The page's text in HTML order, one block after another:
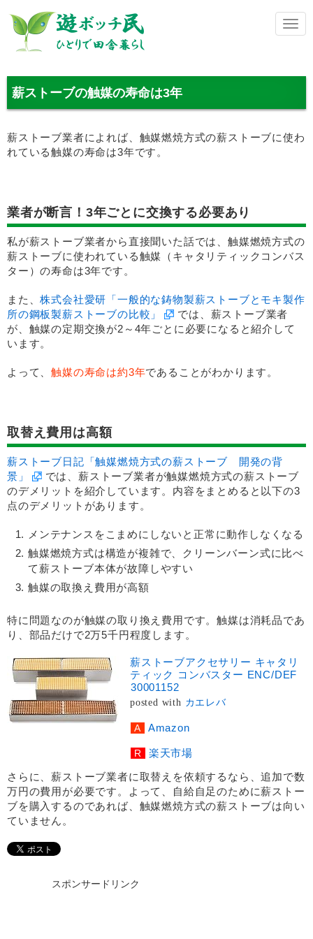
メ
ニ
薪ストーブの触媒の寿命は3年
薪ストーブ業者によれば、触媒燃焼方式の薪ストーブに使わ
れている触媒の寿命は3年です。
業者が断言！3年ごとに交換する必要あり
私が薪ストーブ業者から直接聞いた話では、触媒燃焼方式の
薪ストーブに使われている触媒（キャタリティックコンバス
ター）の寿命は3年です。
また、株式会社愛研「一般的な鋳物製薪ストーブとモキ製作
所の鋼板製薪ストーブの比較」
では、薪ストーブ業者
が、触媒の定期交換が2～4年ごとに必要になると紹介して
います。
よって、触媒の寿命は約3年であることがわかります。
取替え費用は高額
薪ストーブ日記「触媒燃焼方式の薪ストーブ 開発の背
景」
では、薪ストーブ業者が触媒燃焼方式の薪ストーブ
のデメリットを紹介しています。内容をまとめると以下の3
点のデメリットがあります。
メンテナンスをこまめにしないと正常に動作しなくなる
触媒燃焼方式は構造が複雑で、クリーンバーン式に比べ
て薪ストーブ本体が故障しやすい
触媒の取換え費用が高額
特に問題なのが触媒の取り換え費用です。触媒は消耗品であ
り、部品だけで2万5千円程度します。
薪ストーブアクセサリー キャタリ
ティック コンバスター ENC/DEF
30001152
posted with カエレバ
Amazon
楽天市場
さらに、薪ストーブ業者に取替えを依頼するなら、追加で数
万円の費用が必要です。よって、自給自足のために薪ストー
ブを購入するのであれば、触媒燃焼方式の薪ストーブは向い
ていません。
スポンサードリンク